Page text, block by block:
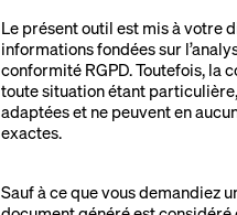
Le présent outil est mis à votre
informations fondées sur
conformité RGPD. Toutefois, la
toute situation étant
adaptées et ne peuvent en
exactes.
Sauf à ce que vous demandiez